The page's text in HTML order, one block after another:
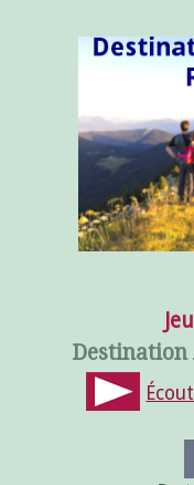
Destination